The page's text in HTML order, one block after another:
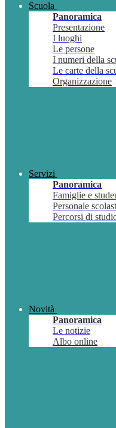
Scuola
Panoramica
Presentazione
I luoghi
Le persone
I numeri della
Le carte della
Organizzazione
Servizi
Panoramica
Famiglie e
Personale
Percorsi di
Novità
Panoramica
Le notizie
Albo online